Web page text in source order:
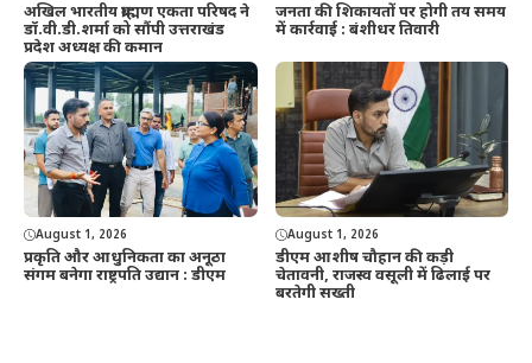
अखिल भारतीय ब्राह्मण एकता परिषद ने
डॉ.वी.डी.शर्मा को सौंपी उत्तराखंड
प्रदेश अध्यक्ष की कमान
जनता की शिकायतों पर होगी तय समय
में कार्रवाई : बंशीधर तिवारी
August 1, 2026
प्रकृति और आधुनिकता का अनूठा
संगम बनेगा राष्ट्रपति उद्यान : डीएम
August 1, 2026
डीएम आशीष चौहान की कड़ी
चेतावनी, राजस्व वसूली में ढिलाई पर
बरतेगी सख्ती